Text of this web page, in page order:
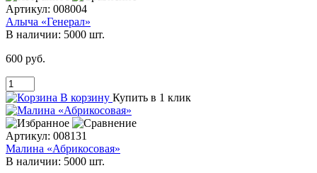
Артикул: 008004
Алыча «Генерал»
В наличии: 5000 шт.
600 руб.
В корзину Купить в 1 клик
Артикул: 008131
Малина «Абрикосовая»
В наличии: 5000 шт.